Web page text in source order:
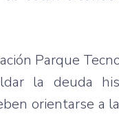
Parque
la deuda
orientarse a